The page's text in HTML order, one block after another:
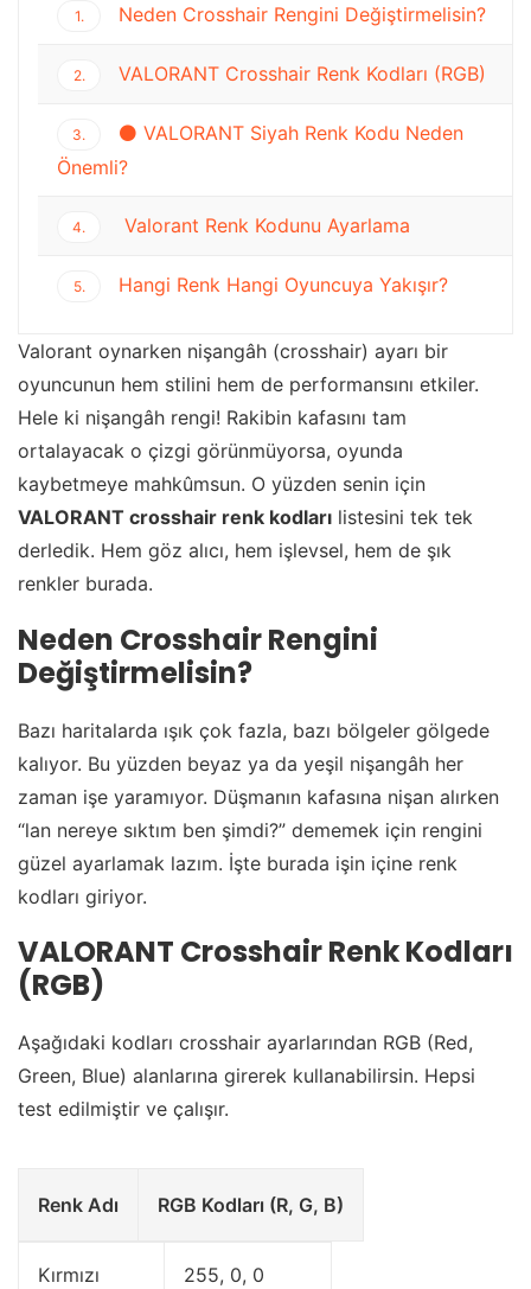
1. Neden Crosshair Rengini Değiştirmelisin?
2. VALORANT Crosshair Renk Kodları (RGB)
3.
⚫ VALORANT Siyah Renk Kodu Neden
Önemli?
4. ️ Valorant Renk Kodunu Ayarlama
5. Hangi Renk Hangi Oyuncuya Yakışır?
Valorant oynarken nişangâh (crosshair) ayarı bir
oyuncunun hem stilini hem de performansını etkiler.
Hele ki nişangâh rengi! Rakibin kafasını tam
ortalayacak o çizgi görünmüyorsa, oyunda
kaybetmeye mahkûmsun. O yüzden senin için
VALORANT crosshair renk kodları listesini tek tek
derledik. Hem göz alıcı, hem işlevsel, hem de şık
renkler burada.
Neden Crosshair Rengini
Değiştirmelisin?
Bazı haritalarda ışık çok fazla, bazı bölgeler gölgede
kalıyor. Bu yüzden beyaz ya da yeşil nişangâh her
zaman işe yaramıyor. Düşmanın kafasına nişan alırken
“lan nereye sıktım ben şimdi?” dememek için rengini
güzel ayarlamak lazım. İşte burada işin içine renk
kodları giriyor.
VALORANT Crosshair Renk Kodları
(RGB)
Aşağıdaki kodları crosshair ayarlarından RGB (Red,
Green, Blue) alanlarına girerek kullanabilirsin. Hepsi
test edilmiştir ve çalışır.
Renk Adı RGB Kodları (R, G, B)
Kırmızı 255, 0, 0